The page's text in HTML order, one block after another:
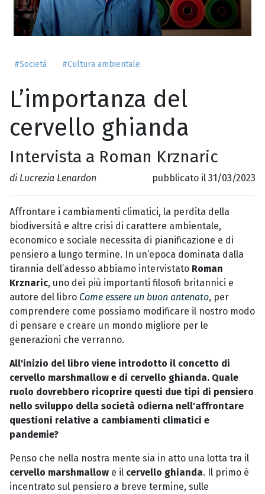
#Società #Cultura ambientale
L’importanza del
cervello ghianda
Intervista a Roman Krznaric
di Lucrezia Lenardon pubblicato il 31/03/2023
Affrontare i cambiamenti climatici, la perdita della
biodiversità e altre crisi di carattere ambientale,
economico e sociale necessita di pianificazione e di
pensiero a lungo termine. In un’epoca dominata dalla
tirannia dell’adesso abbiamo intervistato Roman
Krznaric, uno dei più importanti filosofi britannici e
autore del libro Come essere un buon antenato, per
comprendere come possiamo modificare il nostro modo
di pensare e creare un mondo migliore per le
generazioni che verranno.
All'inizio del libro viene introdotto il concetto di
cervello marshmallow e di cervello ghianda. Quale
ruolo dovrebbero ricoprire questi due tipi di pensiero
nello sviluppo della società odierna nell'affrontare
questioni relative a cambiamenti climatici e
pandemie?
Penso che nella nostra mente sia in atto una lotta tra il
cervello marshmallow e il cervello ghianda. Il primo è
incentrato sul pensiero a breve termine, sulle